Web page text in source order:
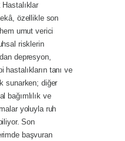
özellikle son
umut verici
risklerin
depresyon,
tanı ve
sunarken; diğer
bağımlılık ve
yoluyla ruh
Son
başvuran